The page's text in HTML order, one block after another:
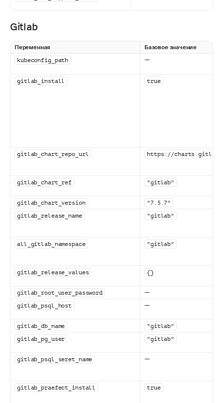
Gitlab
Переменная
Базовое значение
kubeconfig_path
—
gitlab_install true
gitlab_chart_repo_url https://
gitlab_chart_ref "gitlab"
gitlab_chart_version
"7.5.7"
gitlab_release_name
"gitlab"
all_gitlab_namespace "gitlab"
gitlab_release_values {}
gitlab_root_user_password
—
gitlab_psql_host
—
gitlab_db_name
"gitlab"
gitlab_pg_user
"gitlab"
gitlab_psql_seret_name —
gitlab_praefect_install true